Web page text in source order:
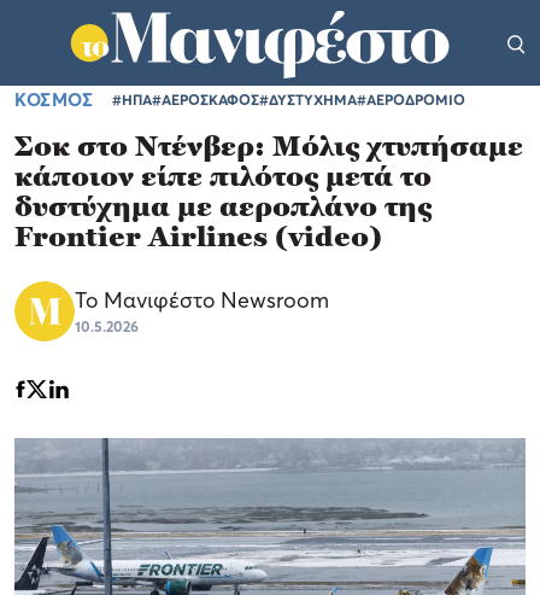
ΚΟΣΜΟΣ #ΗΠΑ#ΑΕΡΟΣΚΑΦΟΣ#ΔΥΣΤΥΧΗΜΑ#ΑΕΡΟΔΡΟΜΙΟ
Σοκ στο Ντένβερ: Μόλις χτυπήσαμε
κάποιον είπε πιλότος μετά το
δυστύχημα με αεροπλάνο της
Frontier Airlines (video)
Το Μανιφέστο Newsroom
10.5.2026